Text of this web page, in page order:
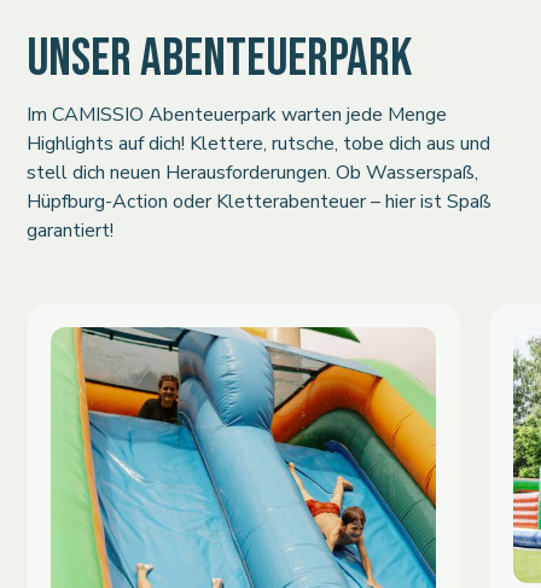
UNSER ABENTEUERPARK
Im CAMISSIO Abenteuerpark warten jede Menge
Highlights auf dich! Klettere, rutsche, tobe dich aus und
stell dich neuen Herausforderungen. Ob Wasserspaß,
Hüpfburg-Action oder Kletterabenteuer – hier ist Spaß
garantiert!